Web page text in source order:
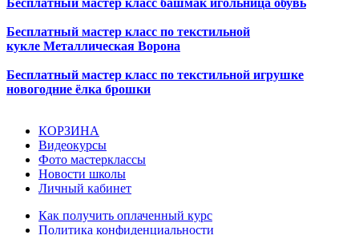
Бесплатный мастер класс по текстильной
кукле Металлическая Ворона
Бесплатный мастер класс по текстильной игрушке
новогодние ёлка брошки
КОРЗИНА
Видеокурсы
Фото мастерклассы
Новости школы
Личный кабинет
Как получить оплаченный курс
Политика конфиденциальности